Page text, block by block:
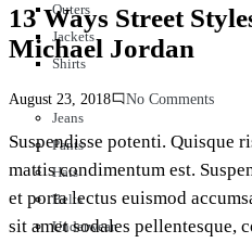
Outers
Jackets
Shirts
Jeans
Pants
Hats
Belts
Underwear
13 Ways Street
Michael Jordan
August 23, 2018 No Commentson
Ways
Street
Styles
are
Suspendisse potenti. Quisque
mattis condimentum est.
et porta lectus euismod
sit amet sodales pellentesque,